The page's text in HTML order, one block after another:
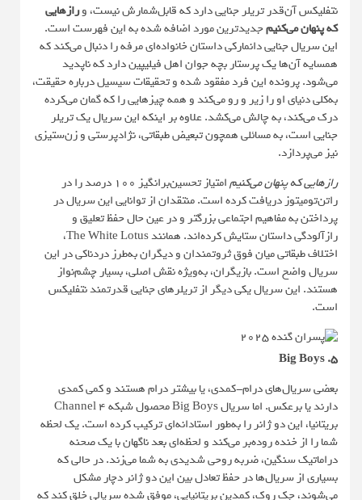
نتفلیکس آن‌قدر تریلر جنایی دارد که قابل‌شمارش نیست، ورازهایی
که پنهان می‌کنیمجدیدترین مورد اضافه شده به این فهرست است.
این سریال جنایی دانمارکی داستان خانواده‌ای مرفه را دنبال می‌کند که
همسایه‌ آن‌ها یک پرستار بچه جوان اهل فیلیپین دارد که ناپدید
می‌شود. پرونده این فرد مفقود شده و تحقیقات سیسیل درباره حقیقت،
به‌کلی دنیای او را زیر و رو می‌کند و همه چیزهایی را که گمان می‌کرده
درک می‌کند، به چالش می‌کشد. علاوه بر اینکه این سریال یک تریلر
جنایی است، به مسائلی همچون تبعیض طبقاتی، نژادپرستی و زن‌ستیزی
نیز می‌پردازد.
رازهایی که پنهان می‌کنیم
امتیاز تحسین‌برانگیز ۱۰۰ درصد را در
راتن‌تومیتوز دریافت کرده است. منتقدان از توانایی این سریال در
پرداختن به مفاهیم اجتماعی بزرگتر و در عین حال حفظ تعلیق و
رازآلودگی داستان ستایش کرده‌اند. همانند The White Lotus،
اختلاف طبقاتی میان فوق ثروتمندان و دیگران به‌طرز دردناکی در این
سریال واضح است. بازیگران، به‌ویژه نقش اصلی، بسیار چشم‌نواز
هستند. این سریال یکی دیگر از تریلرهای جنایی قدرتمند نتفلیکس
است.
۵. Big Boys
بعضی سریال‌های درام-کمدی، یا بیشتر درام هستند و کمی کمدی
دارند یا برعکس. اما سریال Big Boys محصول شبکه Channel 4
بریتانیا، این دو ژانر را به‌طور استادانه‌ای ترکیب کرده است. یک لحظه
شما را از خنده روده‌بر می‌کند و لحظه‌ای بعد ناگهان با یک صحنه
دراماتیک سنگین، ضربه روحی شدیدی به شما می‌زند. در حالی که
بسیاری از سریال‌ها در حفظ تعادل بین این دو ژانر دچار مشکل
می‌شوند، جک روک، کمدین بریتانیایی، موفق شده سریالی خلق کند که